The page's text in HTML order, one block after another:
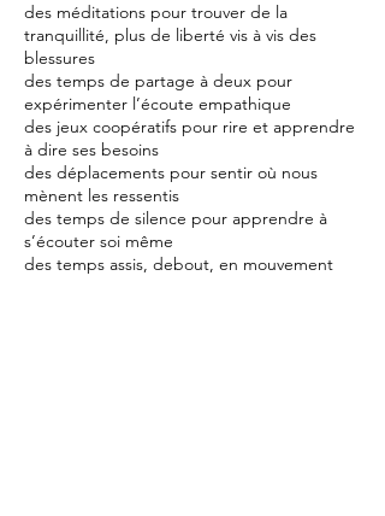
des méditations pour trouver de la
tranquillité, plus de liberté vis à vis des
blessures
des temps de partage à deux pour
expérimenter l’écoute empathique
des jeux coopératifs pour rire et apprendre
à dire ses besoins
des déplacements pour sentir où nous
mènent les ressentis
des temps de silence pour apprendre à
s’écouter soi même
des temps assis, debout, en mouvement